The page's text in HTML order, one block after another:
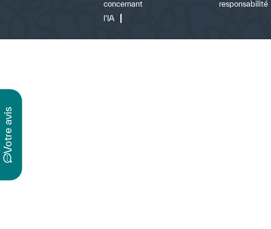
v
o
t
r
e
a
v
i
s
concernant
l’IA
responsabilité